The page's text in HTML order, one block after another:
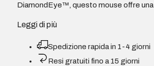
DiamondEye™, questo mouse offre una
Leggi di più
Spedizione rapida in 1-4 giorni
Resi gratuiti fino a 15 giorni